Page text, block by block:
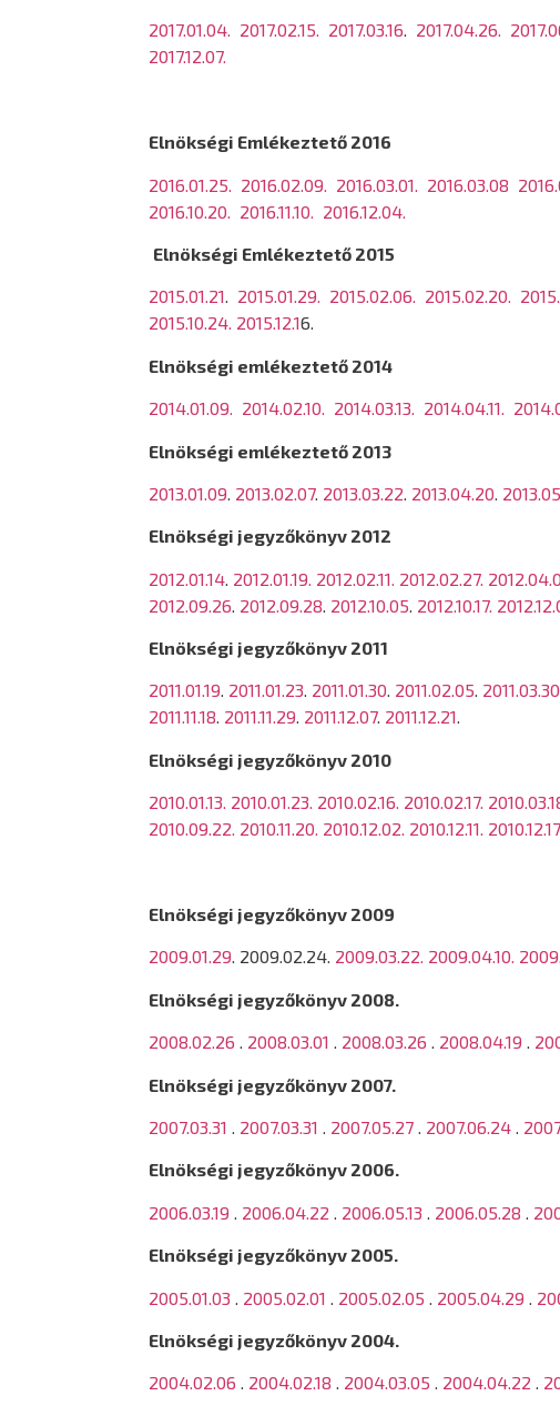
2017.01.04. 2017.02.15. 2017.03.16. 2017.04.26.
2017.12.07.
Elnökségi Emlékeztető 2016
2016.01.25. 2016.02.09. 2016.03.01. 2016.03.08
2016.10.20.
2016.11.10. 2016.12.04.
Elnökségi Emlékeztető 2015
2015.01.21. 2015.01.29. 2015.02.06. 2015.02.20.
2015.10.24. 2015.12.16.
Elnökségi emlékeztető 2014
2014.01.09. 2014.02.10. 2014.03.13. 2014.04.11.
Elnökségi emlékeztető 2013
2013.01.09. 2013.02.07. 2013.03.22. 2013.04.20.
Elnökségi jegyzőkönyv 2012
2012.01.14 2012.01.19. 2012.02.11. 2012.02.27.
2012.09.26 2012.09.28 2012.10.05 2012.10.17.
Elnökségi jegyzőkönyv 2011
2011.01.19. 2011.01.23. 2011.01.30. 2011.02.05. 2011.03.30
2011.11.18. 2011.11.29. 2011.12.07. 2011.12.21.
Elnökségi jegyzőkönyv 2010
2010.01.13. 2010.01.23. 2010.02.16. 2010.02.17.
2010.09.22. 2010.11.20. 2010.12.02. 2010.12.11. 2010.12.17
Elnökségi jegyzőkönyv 2009
2009.01.29. 2009.02.24. 2009.03.22. 2009.04.10.
Elnökségi jegyzőkönyv 2008.
2008.02.26 . 2008.03.01 . 2008.03.26 . 2008.04.19 .
Elnökségi jegyzőkönyv 2007.
2007.03.31 . 2007.03.31 . 2007.05.27 . 2007.06.24 .
Elnökségi jegyzőkönyv 2006.
2006.03.19 2006.04.22 2006.05.13 2006.05.28
Elnökségi jegyzőkönyv 2005.
2005.01.03 2005.02.01 2005.02.05 2005.04.29
Elnökségi jegyzőkönyv 2004.
2004.02.06 . 2004.02.18 . 2004.03.05 . 2004.04.22 .